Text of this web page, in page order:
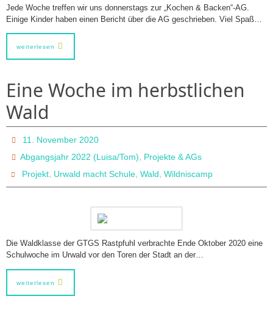
Jede Woche treffen wir uns donnerstags zur „Kochen & Backen“-AG.
Einige Kinder haben einen Bericht über die AG geschrieben. Viel Spaß…
weiterlesen
Eine Woche im herbstlichen
Wald
11. November 2020
Abgangsjahr 2022 (Luisa/Tom), Projekte & AGs
Projekt, Urwald macht Schule,Wald,Wildniscamp
Die Waldklasse der GTGS Rastpfuhl verbrachte Ende Oktober 2020 eine
Schulwoche im Urwald vor den Toren der Stadt an der…
weiterlesen